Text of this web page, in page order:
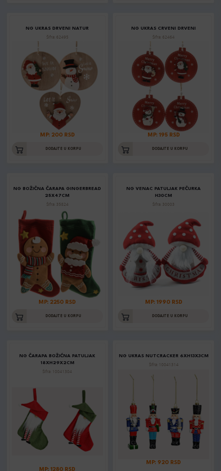
NG UKRAS DRVENI NATUR
Šifra: 62495
MP: 200 RSD
DODAJTE U KORPU
NG UKRAS CRVENI DRVENI
Šifra: 62464
MP: 195 RSD
DODAJTE U KORPU
NG BOŽIČNA ČARAPA GINGERBREAD
25X47CM
Šifra: 35824
MP: 2250 RSD
DODAJTE U KORPU
NG VENAC PATULJAK PEČURKA
H30CM
Šifra: 30003
MP: 1990 RSD
DODAJTE U KORPU
NG ČARAPA BOŽIĆNA PATULJAK
18XH29X2CM
Šifra: 10041304
MP: 1280 RSD
NG UKRAS NUTCRACKER 6XH13X3CM
Šifra: 10041314
MP: 920 RSD